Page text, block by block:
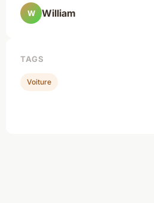
W William
TAGS
Voiture